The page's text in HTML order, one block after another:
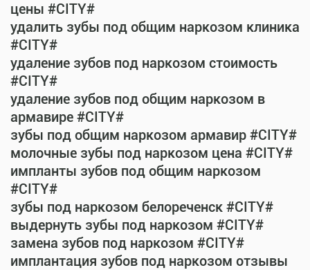
цены #CITY#
удалить зубы под общим наркозом клиника
#CITY#
удаление зубов под наркозом стоимость
#CITY#
удаление зубов под общим наркозом в
армавире #CITY#
зубы под общим наркозом армавир #CITY#
молочные зубы под наркозом цена #CITY#
импланты зубов под общим наркозом
#CITY#
зубы под наркозом белореченск #CITY#
выдернуть зубы под наркозом #CITY#
замена зубов под наркозом #CITY#
имплантация зубов под наркозом отзывы